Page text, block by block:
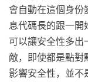
會自動在這個身份
息代碼長的跟一開
可以讓安全性多出
敵，即使都是點對
影響安全性，並不